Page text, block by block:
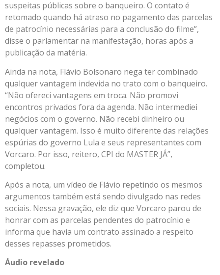
suspeitas públicas sobre o banqueiro. O contato é
retomado quando há atraso no pagamento das parcelas
de patrocínio necessárias para a conclusão do filme”,
disse o parlamentar na manifestação, horas após a
publicação da matéria.
Ainda na nota, Flávio Bolsonaro nega ter combinado
qualquer vantagem indevida no trato com o banqueiro.
“Não ofereci vantagens em troca. Não promovi
encontros privados fora da agenda. Não intermediei
negócios com o governo. Não recebi dinheiro ou
qualquer vantagem. Isso é muito diferente das relações
espúrias do governo Lula e seus representantes com
Vorcaro. Por isso, reitero, CPI do MASTER JÁ”,
completou.
Após a nota, um vídeo de Flávio repetindo os mesmos
argumentos também está sendo divulgado nas redes
sociais. Nessa gravação, ele diz que Vorcaro parou de
honrar com as parcelas pendentes do patrocínio e
informa que havia um contrato assinado a respeito
desses repasses prometidos.
Áudio revelado